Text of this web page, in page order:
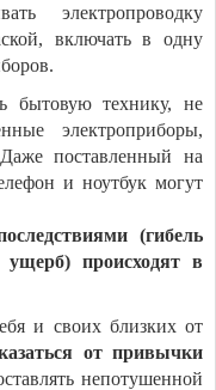
электропроводку
включать в одну
бытовую технику, не
электроприборы,
поставленный на
и ноутбук могут
(гибель
происходят в
и своих близких от
от привычки
непотушенной